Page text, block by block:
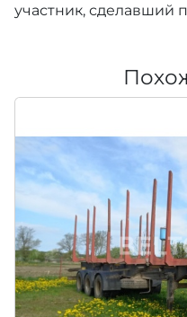
участник, сделавший